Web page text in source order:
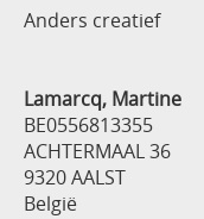
Anders creatief
Lamarcq, Martine
BE0556813355
ACHTERMAAL 36
9320 AALST
België